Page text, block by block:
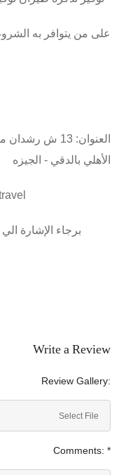
على من يتوافر به
العنوان: 13 ش
الأهلي بالدقي - الجيزه
برجاء الإشارة الي
Write a Review
Review Gallery:
Select File
Comments: *